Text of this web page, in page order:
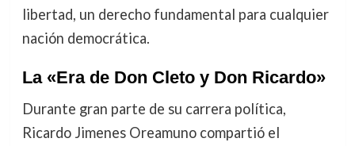
libertad, un derecho fundamental para cualquier
nación democrática.
La «Era de Don Cleto y Don Ricardo»
Durante gran parte de su carrera política,
Ricardo Jimenes Oreamuno compartió el